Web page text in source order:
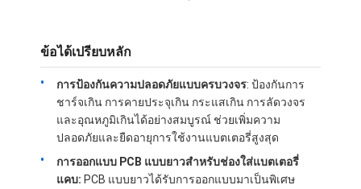
ข้อได้เปรียบหลัก
การป้องกันความปลอดภัยแบบครบวงจร: ป้องกันการ
ชาร์จเกิน การคายประจุเกิน กระแสเกิน การลัดวงจร
และอุณหภูมิเกินได้อย่างสมบูรณ์ ช่วยเพิ่มความ
ปลอดภัยและยืดอายุการใช้งานแบตเตอรี่สูงสุด
การออกแบบ PCB แบบยาวสำหรับช่องใส่แบตเตอรี่
แคบ: PCB แบบยาวได้รับการออกแบบมาเป็นพิเศษ